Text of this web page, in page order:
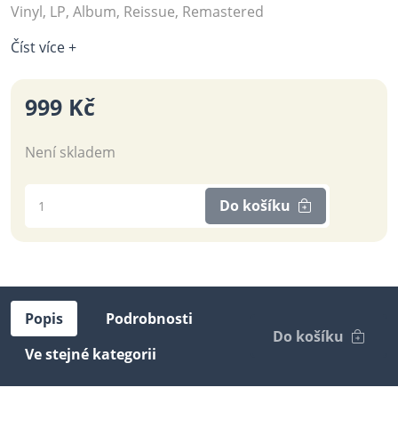
Vinyl, LP, Album, Reissue, Remastered
Číst více +
999 Kč
Není skladem
Do košíku
Popis
Podrobnosti
Ve stejné kategorii
Do košíku